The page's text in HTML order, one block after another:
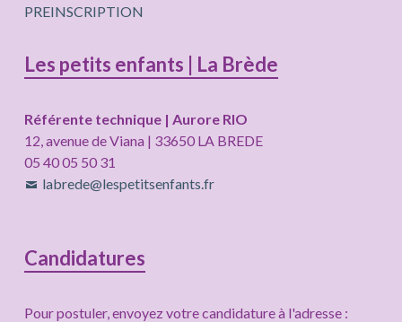
PREINSCRIPTION
Les petits enfants | La Brède
Référente technique | Aurore RIO
12, avenue de Viana | 33650 LA BREDE
05 40 05 50 31
labrede@lespetitsenfants.fr
Candidatures
Pour postuler, envoyez votre candidature à l'adresse :